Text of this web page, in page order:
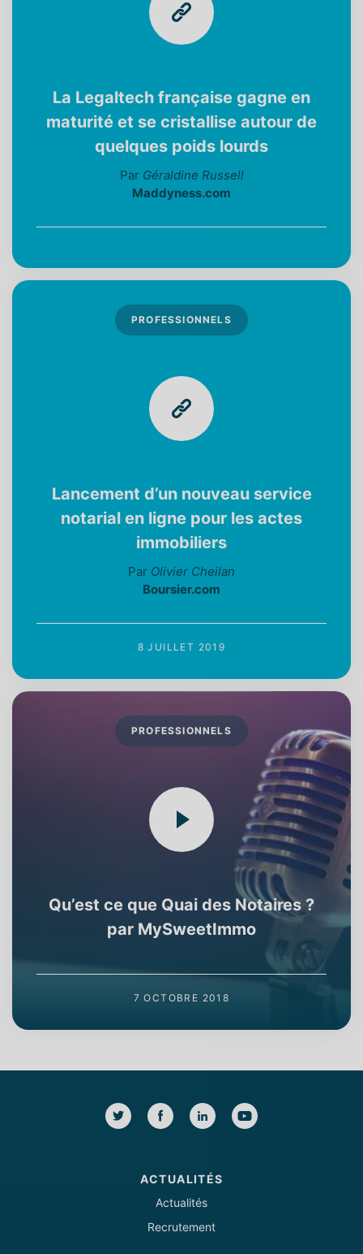
La Legaltech française gagne en
maturité et se cristallise autour de
quelques poids lourds
Par Géraldine Russell
Maddyness.com
PROFESSIONNELS
Lancement d’un nouveau service
notarial en ligne pour les actes
immobiliers
Par Olivier Cheilan
Boursier.com
8 JUILLET 2019
PROFESSIONNELS
Qu’est ce que Quai des Notaires ?
par MySweetImmo
7 OCTOBRE 2018
ACTUALITÉS
Actualités
Recrutement